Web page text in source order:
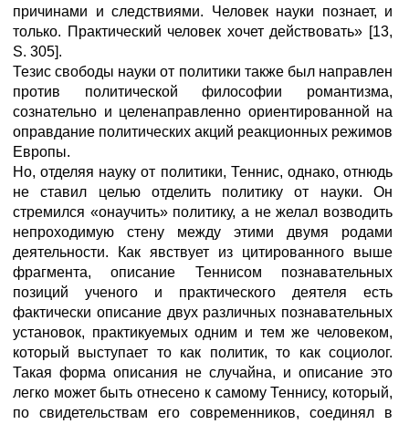
причинами и следствиями. Человек науки познает, и
только. Практический человек хочет действовать» [13,
S. 305].
Тезис свободы науки от политики также был направлен
против политической философии романтизма,
сознательно и целенаправленно ориентированной на
оправдание политических акций реакционных режимов
Европы.
Но, отделяя науку от политики, Теннис, однако, отнюдь
не ставил целью отделить политику от науки. Он
стремился «онаучить» политику, а не желал возводить
непроходимую стену между этими двумя родами
деятельности. Как явствует из цитированного выше
фрагмента, описание Теннисом познавательных
позиций ученого и практического деятеля есть
фактически описание двух различных познавательных
установок, практикуемых одним и тем же человеком,
который выступает то как политик, то как социолог.
Такая форма описания не случайна, и описание это
легко может быть отнесено к самому Теннису, который,
по свидетельствам его современников, соединял в